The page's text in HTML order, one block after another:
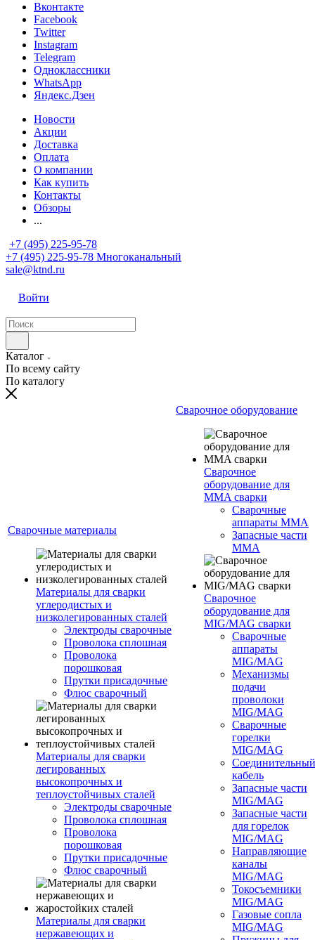
Вконтакте
Facebook
Twitter
Instagram
Telegram
Одноклассники
WhatsApp
Яндекс.Дзен
Новости
Акции
Доставка
Оплата
О компании
Как купить
Контакты
Обзоры
...
+7 (495) 225-95-78
+7 (495) 225-95-78 Многоканальный
sale@ktnd.ru
Войти
Каталог
По всему сайту
По каталогу
Сварочные материалы
Материалы для сварки
углеродистых и
низколегированных сталей
Электроды сварочные
Проволока сплошная
Проволока
порошковая
Прутки присадочные
Флюс сварочный
Материалы для сварки
легированных
высокопрочных и
теплоустойчивых сталей
Электроды сварочные
Проволока сплошная
Проволока
порошковая
Прутки присадочные
Флюс сварочный
Материалы для сварки
нержавеющих и
Сварочное оборудование
Сварочное
оборудование для
MMA сварки
Сварочные
аппараты MMA
Запасные части
MMA
Сварочное
оборудование для
MIG/MAG сварки
Сварочные
аппараты
MIG/MAG
Механизмы
подачи
проволоки
MIG/MAG
Сварочные
горелки
MIG/MAG
Соединительный
кабель
Запасные части
MIG/MAG
Запасные части
для горелок
MIG/MAG
Направляющие
каналы
MIG/MAG
Токосъемники
MIG/MAG
Газовые сопла
MIG/MAG